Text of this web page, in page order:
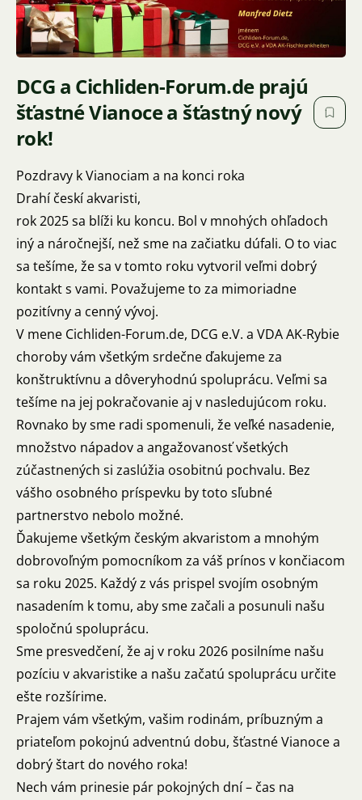
DCG a Cichliden-Forum.de prajú
šťastné Vianoce a šťastný nový
rok!
Pozdravy k Vianociam a na konci roka
Drahí českí akvaristi,
rok 2025 sa blíži ku koncu. Bol v mnohých ohľadoch
iný a náročnejší, než sme na začiatku dúfali. O to viac
sa tešíme, že sa v tomto roku vytvoril veľmi dobrý
kontakt s vami. Považujeme to za mimoriadne
pozitívny a cenný vývoj.
V mene Cichliden-Forum.de, DCG e.V. a VDA AK-Rybie
choroby vám všetkým srdečne ďakujeme za
konštruktívnu a dôveryhodnú spoluprácu. Veľmi sa
tešíme na jej pokračovanie aj v nasledujúcom roku.
Rovnako by sme radi spomenuli, že veľké nasadenie,
množstvo nápadov a angažovanosť všetkých
zúčastnených si zaslúžia osobitnú pochvalu. Bez
vášho osobného príspevku by toto sľubné
partnerstvo nebolo možné.
Ďakujeme všetkým českým akvaristom a mnohým
dobrovoľným pomocníkom za váš prínos v končiacom
sa roku 2025. Každý z vás prispel svojím osobným
nasadením k tomu, aby sme začali a posunuli našu
spoločnú spoluprácu.
Sme presvedčení, že aj v roku 2026 posilníme našu
pozíciu v akvaristike a našu začatú spoluprácu určite
ešte rozšírime.
Prajem vám všetkým, vašim rodinám, príbuzným a
priateľom pokojnú adventnú dobu, šťastné Vianoce a
dobrý štart do nového roka!
Nech vám prinesie pár pokojných dní – čas na